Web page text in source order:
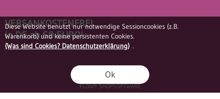
Diese Website benutzt nur notwendige Sessioncookies (z.B.
Warenkorb) und keine persistenten Cookies.
(Was sind Cookies? Datenschutzerklärung) .
Ok
VERSANKOSTENFREI
in DE ab 60 EURO!
FLOW® SHOPSOFTWARE